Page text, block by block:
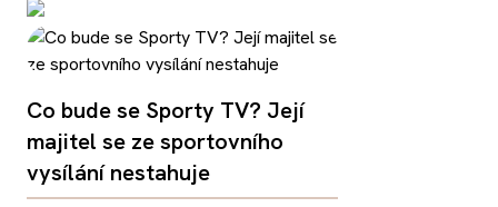
Co bude se Sporty TV? Její
majitel se ze sportovního
vysílání nestahuje